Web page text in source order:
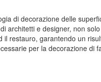
di decorazione delle
architetti e designer, non
il restauro, garantendo un
per la decorazione di